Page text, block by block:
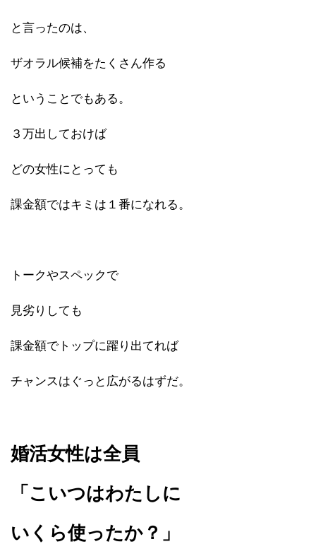
と言ったのは、
ザオラル候補をたくさん作る
ということでもある。
３万出しておけば
どの女性にとっても
課金額ではキミは１番になれる。
トークやスペックで
見劣りしても
課金額でトップに躍り出てれば
チャンスはぐっと広がるはずだ。
婚活女性は全員
「こいつはわたしに
いくら使ったか？」